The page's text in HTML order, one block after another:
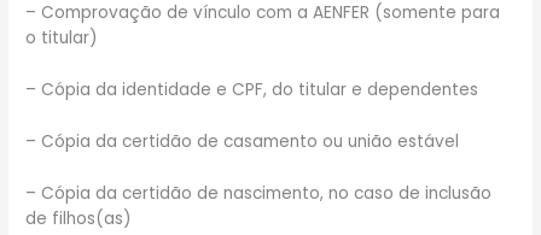
– Comprovação de vínculo com a AENFER (somente para
o titular)
– Cópia da identidade e CPF, do titular e dependentes
– Cópia da certidão de casamento ou união estável
– Cópia da certidão de nascimento, no caso de inclusão
de filhos(as)